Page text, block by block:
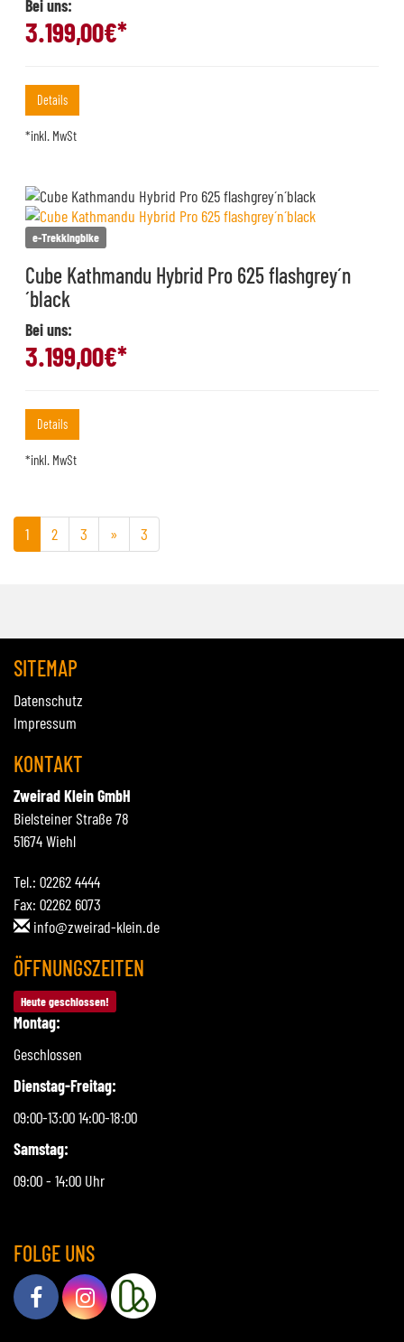
Bei uns:
3.199,00€*
Details
*inkl. MwSt
e-Trekkingbike
Cube Kathmandu Hybrid Pro 625 flashgrey´n
´black
Bei uns:
3.199,00€*
Details
*inkl. MwSt
1 2 3 » 3
SITEMAP
Datenschutz
Impressum
KONTAKT
Zweirad Klein GmbH
Bielsteiner Straße 78
51674 Wiehl
Tel.: 02262 4444
Fax: 02262 6073
info@zweirad-klein.de
ÖFFNUNGSZEITEN
Heute geschlossen!
Montag:
Geschlossen
Dienstag-Freitag:
09:00-13:00 14:00-18:00
Samstag:
09:00 - 14:00 Uhr
FOLGE UNS